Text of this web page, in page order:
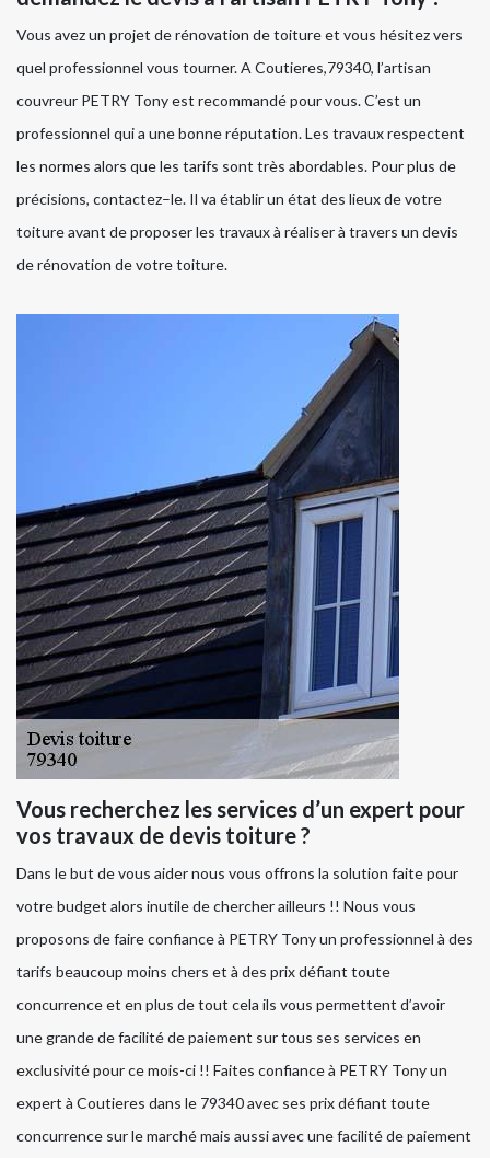
Vous avez un projet de rénovation de toiture et vous hésitez vers
quel professionnel vous tourner. A Coutieres,79340, l’artisan
couvreur PETRY Tony est recommandé pour vous. C’est un
professionnel qui a une bonne réputation. Les travaux respectent
les normes alors que les tarifs sont très abordables. Pour plus de
précisions, contactez–le. Il va établir un état des lieux de votre
toiture avant de proposer les travaux à réaliser à travers un devis
de rénovation de votre toiture.
Vous recherchez les services d’un expert pour
vos travaux de devis toiture ?
Dans le but de vous aider nous vous offrons la solution faite pour
votre budget alors inutile de chercher ailleurs !! Nous vous
proposons de faire confiance à PETRY Tony un professionnel à des
tarifs beaucoup moins chers et à des prix défiant toute
concurrence et en plus de tout cela ils vous permettent d’avoir
une grande de facilité de paiement sur tous ses services en
exclusivité pour ce mois-ci !! Faites confiance à PETRY Tony un
expert à Coutieres dans le 79340 avec ses prix défiant toute
concurrence sur le marché mais aussi avec une facilité de paiement